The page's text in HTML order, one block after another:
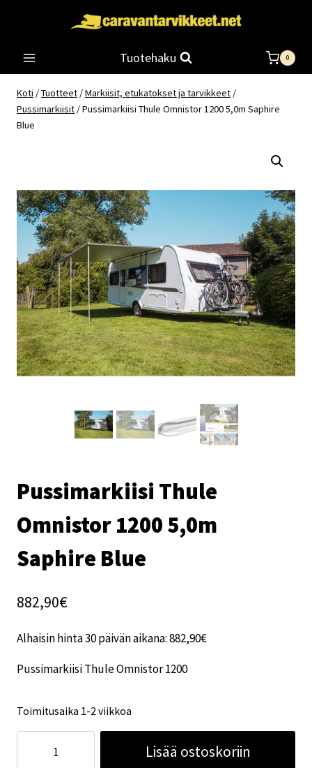
Tuotehaku 0
Koti /Tuotteet /Markiisit, etukatokset ja tarvikkeet /
Pussimarkiisit /Pussimarkiisi Thule Omnistor 1200 5,0m Saphire
Blue
Pussimarkiisi Thule
Omnistor 1200 5,0m
Saphire Blue
882,90€
Alhaisin hinta 30 päivän aikana:882,90€
Pussimarkiisi Thule Omnistor 1200
Toimitusaika 1-2 viikkoa
Lisää ostoskoriin